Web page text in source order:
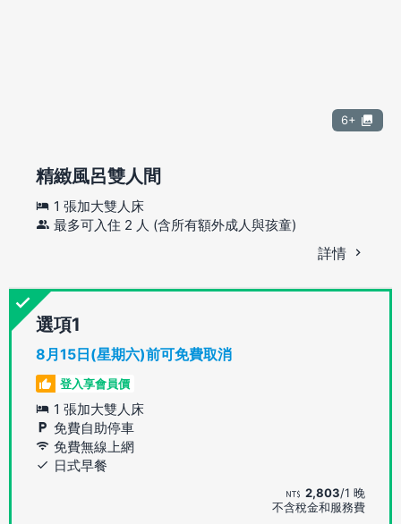
6+
精緻風呂雙人間
1 張加大雙人床
最多可入住 2 人 (含所有額外成人與孩童)
詳情
選項
8月15日(星期六)前可免費取消
登入享會員價
1 張加大雙人床
免費自助停車
免費無線上網
日式早餐
2,803/1 晚
不含稅金和服務費